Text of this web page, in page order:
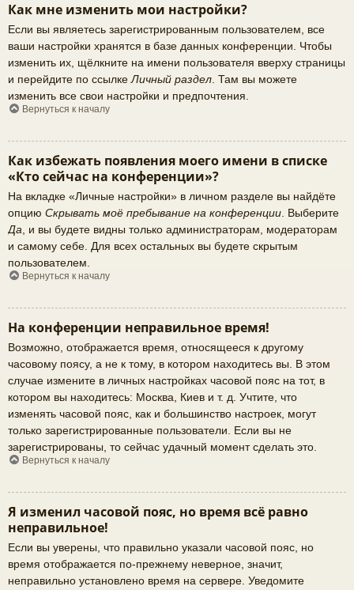
Как мне изменить мои настройки?
Если вы являетесь зарегистрированным пользователем, все
ваши настройки хранятся в базе данных конференции. Чтобы
изменить их, щёлкните на имени пользователя вверху страницы
и перейдите по ссылкеЛичный раздел. Там вы можете
изменить все свои настройки и предпочтения.
Вернуться к началу
Как избежать появления моего имени в списке
«Кто сейчас на конференции»?
На вкладке «Личные настройки» в личном разделе вы найдёте
опцию Скрывать моё пребывание на конференции. Выберите
Да, и вы будете видны только администраторам, модераторам
и самому себе. Для всех остальных вы будете скрытым
пользователем.
Вернуться к началу
На конференции неправильное время!
Возможно, отображается время, относящееся к другому
часовому поясу, а не к тому, в котором находитесь вы. В этом
случае измените в личных настройках часовой пояс на тот, в
котором вы находитесь: Москва, Киев и т. д. Учтите, что
изменять часовой пояс, как и большинство настроек, могут
только зарегистрированные пользователи. Если вы не
зарегистрированы, то сейчас удачный момент сделать это.
Вернуться к началу
Я изменил часовой пояс, но время всё равно
неправильное!
Если вы уверены, что правильно указали часовой пояс, но
время отображается по-прежнему неверное, значит,
неправильно установлено время на сервере. Уведомите